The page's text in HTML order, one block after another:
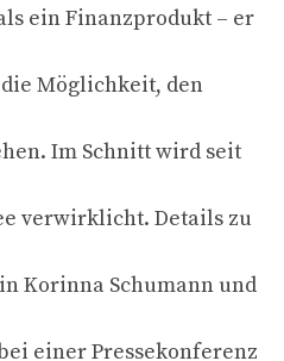
ein Finanzprodukt – er
Möglichkeit, den
Im Schnitt wird seit
verwirklicht. Details zu
Korinna Schumann und
einer Pressekonferenz